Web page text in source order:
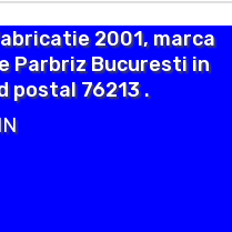
2001, marca
Parbriz Bucuresti in
postal 76213 .